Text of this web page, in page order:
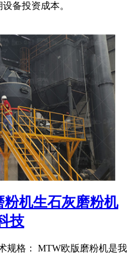
备投资成本。
机生石灰磨粉机
技
规格： MTW欧版磨粉机是我